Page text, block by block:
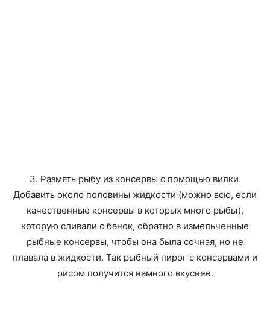
3. Размять рыбу из консервы с помощью вилки.
Добавить около половины жидкости (можно всю, если
качественные консервы в которых много рыбы),
которую сливали с банок, обратно в измельченные
рыбные консервы, чтобы она была сочная, но не
плавала в жидкости. Так рыбный пирог с консервами и
рисом получится намного вкуснее.